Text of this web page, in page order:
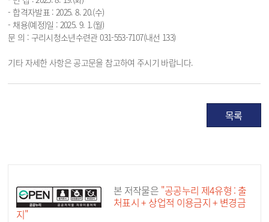
- 합격자발표 : 2025. 8. 20.(수)
- 채용(예정)일 : 2025. 9. 1.(월)
문 의 : 구리시청소년수련관 031-553-7107(내선 133)
기타 자세한 사항은 공고문을 참고하여 주시기 바랍니다.
목록
본 저작물은 "공공누리 제4유형 : 출
처표시 + 상업적 이용금지 + 변경금
지"